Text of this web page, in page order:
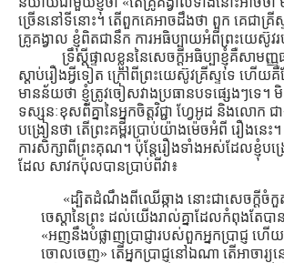
ច្រើននៅទីនោះ។ តើពួកគេអាចដឹងថា ពួក គេជា
គ្រូគង្វាល ខ្ញុំពិតជានឹក ការអធិប្បាយអំពីព្រះយេ
ទ្រឹស្ដីផ្ទាលខ្លួននៃសេចក្ដីអធិប្បាខ្ញុំគឺសាមញ្ញ
ស្តាប់រឿងអ្វីទៀត ក្រៅពីព្រះយេស៊ូវគ្រីស្ទទេ ហើ
មានន័យថា ខ្ញុំត្រូវចៀសវាងប្រធានបទផ្សេងៗទ
ទស្សនៈខុសពីគ្នានៃអ្នកចិត្ដវិជ្ជា ហ្វែអូដ និងលោ
បង្រៀនថា តើព្រះគម្ពីរប្រាប់យ៉ាងម៉េចអំពី រឿងនេ
ការសិក្សាពីព្រះគុណ។ ប៉ុន្ដែរឿងទាំងអស់ដែលខ្ញុំប
ដែល សាវកប៉ុលបានប្រាប់ពីវា៖
«ដ្បិតដំណឹងពីឈើឆ្កាង នោះជាសេចក្តីចំកួ
ចេស្តានៃព្រះ ដល់យើងរាល់គ្នាដែលកំពុងតែប
«អញនឹងបំផ្លាញប្រាជ្ញារបស់ពួកអ្នកប្រាជ្ញ
ចោលចេញ» តើអ្នកប្រាជ្ញនៅឯណា តើអាចា